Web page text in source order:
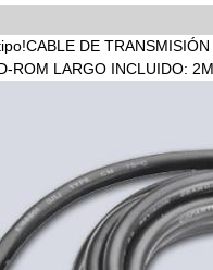
CABLE DE
ROM LARGO INCLUIDO: 2M